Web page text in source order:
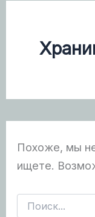
Похоже, мы
ищете.
Поиск: